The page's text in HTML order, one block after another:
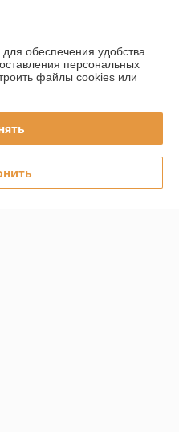
обеспечения удобства
персональных
файлы cookies или